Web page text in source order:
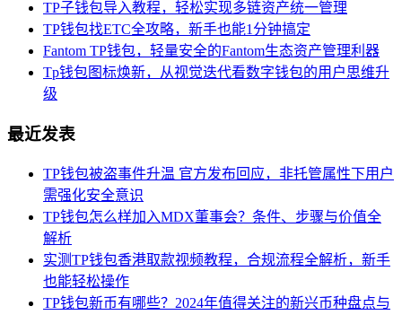
TP子钱包导入教程，轻松实现多链资产统一管理
TP钱包找ETC全攻略，新手也能1分钟搞定
Fantom TP钱包，轻量安全的Fantom生态资产管理利器
Tp钱包图标焕新，从视觉迭代看数字钱包的用户思维升
级
最近发表
TP钱包被盗事件升温 官方发布回应，非托管属性下用户
需强化安全意识
TP钱包怎么样加入MDX董事会？条件、步骤与价值全
解析
实测TP钱包香港取款视频教程，合规流程全解析，新手
也能轻松操作
TP钱包新币有哪些？2024年值得关注的新兴币种盘点与